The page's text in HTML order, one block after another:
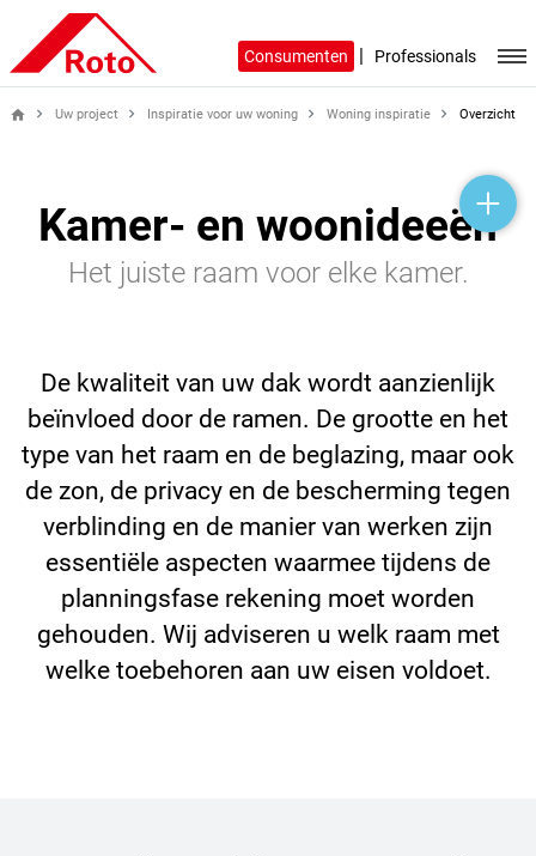
Consumenten | Professionals
help_outline
headset_mic
mail_outline
home Uw project Inspiratie voor uw woning Woning inspiratie Overzicht
Kamer- en woonideeën
Het juiste raam voor elke kamer.
De kwaliteit van uw dak wordt aanzienlijk
beïnvloed door de ramen. De grootte en het
type van het raam en de beglazing, maar ook
de zon, de privacy en de bescherming tegen
verblinding en de manier van werken zijn
essentiële aspecten waarmee tijdens de
planningsfase rekening moet worden
gehouden. Wij adviseren u welk raam met
welke toebehoren aan uw eisen voldoet.